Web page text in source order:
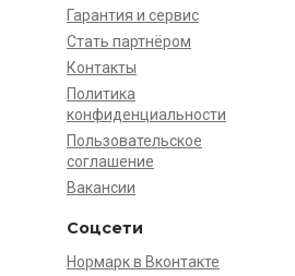
Гарантия и сервис
Стать партнёром
Контакты
Политика
конфиденциальности
Пользовательское
соглашение
Вакансии
Соцсети
Нормарк в Вконтакте